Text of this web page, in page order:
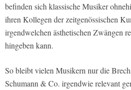
befinden sich klassische Musiker
ihren Kollegen der zeitgenössischen
irgendwelchen ästhetischen Zwängen
hingeben kann.
So bleibt vielen Musikern nur die
Schumann & Co. irgendwie relevant